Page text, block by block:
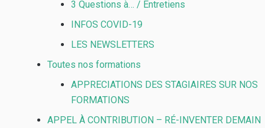
3 Questions à… / Entretiens
INFOS COVID-19
LES NEWSLETTERS
Toutes nos formations
APPRECIATIONS DES STAGIAIRES SUR NOS
FORMATIONS
APPEL À CONTRIBUTION – RÉ-INVENTER DEMAIN